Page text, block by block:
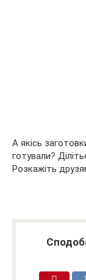
А якісь
готували?
Розкажіть